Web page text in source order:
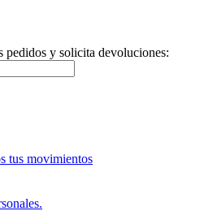
pedidos y solicita devoluciones:
tus movimientos